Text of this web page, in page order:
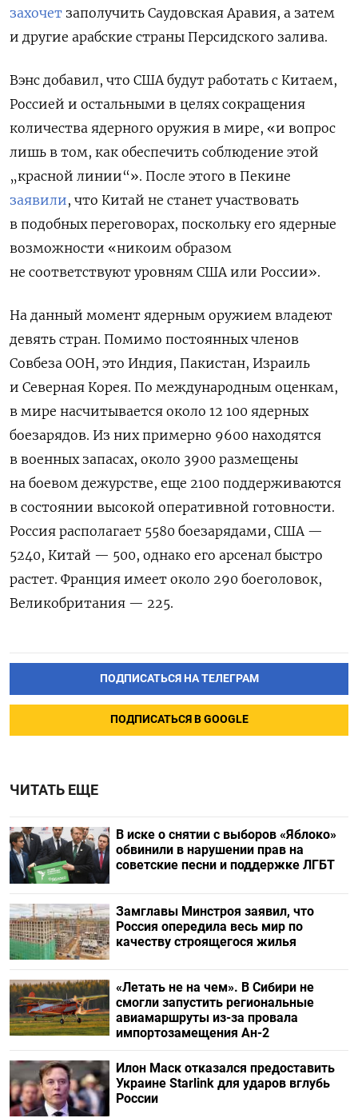
захочет заполучить Саудовская Аравия, а затем
и другие арабские страны Персидского залива.
Вэнс добавил, что США будут работать с Китаем,
Россией и остальными в целях сокращения
количества ядерного оружия в мире, «и вопрос
лишь в том, как обеспечить соблюдение этой
„красной линии“». После этого в Пекине
заявили, что Китай не станет участвовать
в подобных переговорах, поскольку его ядерные
возможности «никоим образом
не соответствуют уровням США или России».
На данный момент ядерным оружием владеют
девять стран. Помимо постоянных членов
Совбеза ООН, это Индия, Пакистан, Израиль
и Северная Корея. По международным оценкам,
в мире насчитывается около 12 100 ядерных
боезарядов. Из них примерно 9600 находятся
в военных запасах, около 3900 размещены
на боевом дежурстве, еще 2100 поддерживаются
в состоянии высокой оперативной готовности.
Россия располагает 5580 боезарядами, США —
5240, Китай — 500, однако его арсенал быстро
растет. Франция имеет около 290 боеголовок,
Великобритания — 225.
ПОДПИСАТЬСЯ НА ТЕЛЕГРАМ
ПОДПИСАТЬСЯ В GOOGLE
ЧИТАТЬ ЕЩЕ
В иске о снятии с выборов «Яблоко»
обвинили в нарушении прав на
советские песни и поддержке ЛГБТ
Замглавы Минстроя заявил, что
Россия опередила весь мир по
качеству строящегося жилья
«Летать не на чем». В Сибири не
смогли запустить региональные
авиамаршруты из-за провала
импортозамещения Ан-2
Илон Маск отказался предоставить
Украине Starlink для ударов вглубь
России